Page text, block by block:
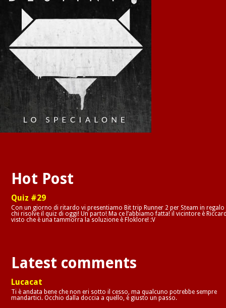
Hot Post
Quiz #29
Con un giorno di ritardo vi presentiamo Bit trip Runner 2 per Steam in regalo
chi risolve il quiz di oggi! Un parto! Ma ce l’abbiamo fatta! il vicintore è
visto che è una tammorra la soluzione è Floklore! :V
Latest comments
Lucacat
Ti è andata bene che non eri sotto il cesso, ma qualcuno potrebbe sempre
mandartici. Occhio dalla doccia a quello, è giusto un passo.